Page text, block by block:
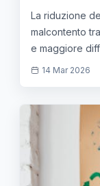
La riduzione
malcontento
e maggiore
professionale.
14 Mar 2026